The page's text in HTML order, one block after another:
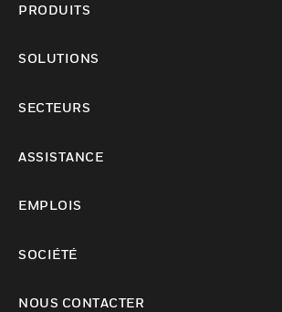
PRODUITS
SOLUTIONS
SECTEURS
ASSISTANCE
EMPLOIS
SOCIÉTÉ
NOUS CONTACTER